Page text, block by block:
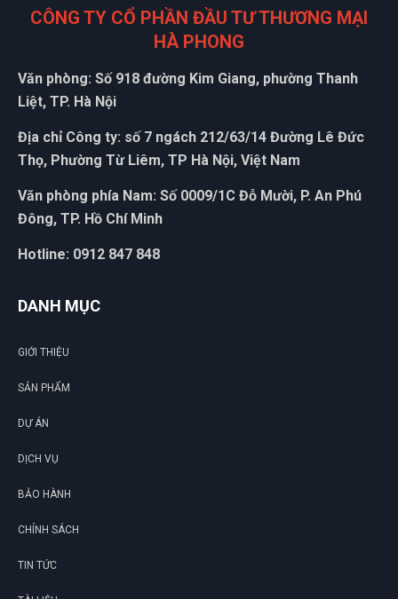
CÔNG TY CỔ PHẦN ĐẦU TƯ THƯƠNG MẠI
HÀ PHONG
Văn phòng: Số 918 đường Kim Giang, phường Thanh
Liệt, TP. Hà Nội
Địa chỉ Công ty: số 7 ngách 212/63/14 Đường Lê Đức
Thọ, Phường Từ Liêm, TP Hà Nội, Việt Nam
Văn phòng phía Nam: Số 0009/1C Đỗ Mười, P. An Phú
Đông, TP. Hồ Chí Minh
Hotline: 0912 847 848
DANH MỤC
GIỚI THIỆU
SẢN PHẨM
DỰ ÁN
DỊCH VỤ
BẢO HÀNH
CHÍNH SÁCH
TIN TỨC